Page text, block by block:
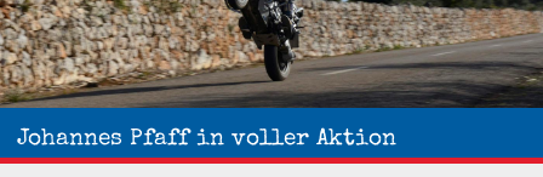
Johannes Pfaff in voller Aktion